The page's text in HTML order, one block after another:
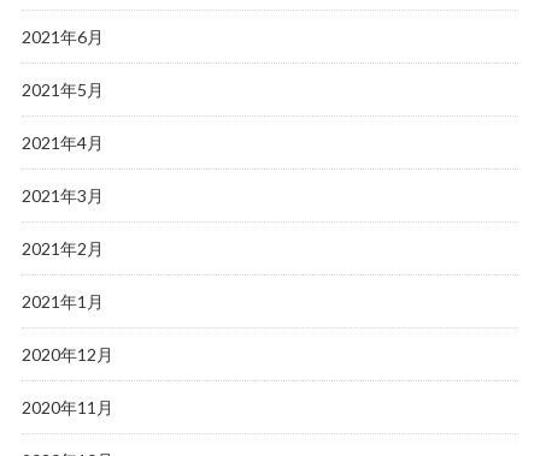
2021年6月
2021年5月
2021年4月
2021年3月
2021年2月
2021年1月
2020年12月
2020年11月